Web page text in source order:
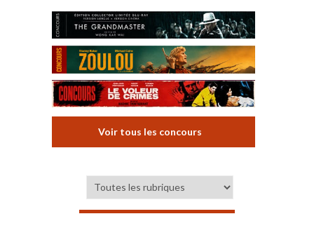
Voir tous les concours